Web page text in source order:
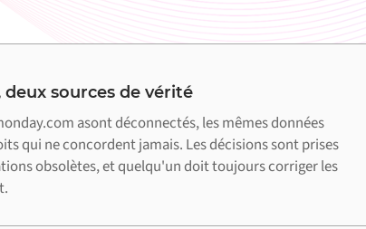
deux sources de vérité
asont déconnectés, les mêmes données
qui ne concordent jamais. Les décisions sont prises
obsolètes, et quelqu'un doit toujours corriger les